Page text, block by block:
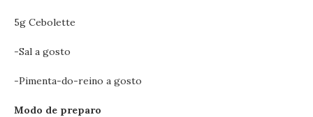
5g Cebolette
-Sal a gosto
-Pimenta-do-reino a gosto
Modo de preparo